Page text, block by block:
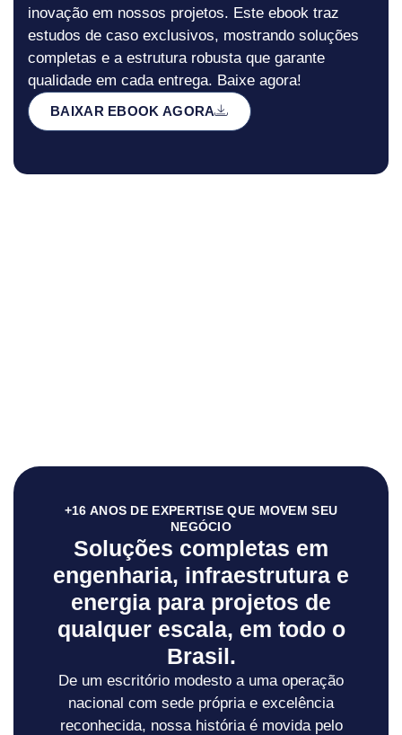
inovação em nossos projetos. Este ebook traz
estudos de caso exclusivos, mostrando soluções
completas e a estrutura robusta que garante
qualidade em cada entrega. Baixe agora!
BAIXAR EBOOK AGORA
+16 ANOS DE EXPERTISE QUE MOVEM SEU
NEGÓCIO
Soluções completas em
engenharia, infraestrutura e
energia para projetos de
qualquer escala, em todo o
Brasil.
De um escritório modesto a uma operação
nacional com sede própria e excelência
reconhecida, nossa história é movida pelo